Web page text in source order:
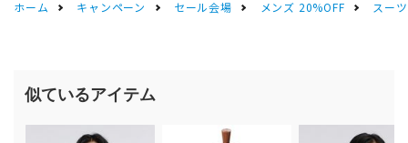
ホーム
キャンペーン セール会場 メンズ 20%OFF スー